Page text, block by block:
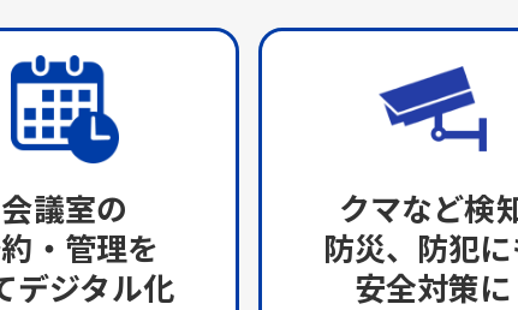
会議室の
・管理を
デジタル化
クマなど検
防災、防犯
安全対策に